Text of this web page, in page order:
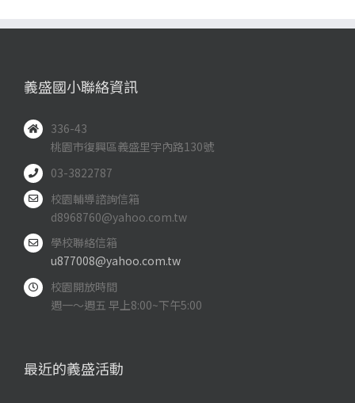
義盛國小聯絡資訊
336-43
桃園市復興區義盛里宇內路130號
03-3822787
校園輔導諮詢信箱
d8968760@yahoo.com.tw
學校聯絡信箱
u877008@yahoo.com.tw
校園開放時間
週一～週五 早上8:00~下午5:00
最近的義盛活動